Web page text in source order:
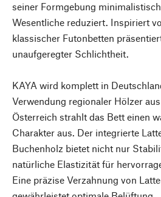
seiner Formgebung
Wesentliche reduziert. Inspiriert
klassischer Futonbetten
unaufgeregter Schlichtheit.
KAYA wird komplett in
Verwendung regionaler Hölzer
Österreich strahlt das Bett einen
Charakter aus. Der integrierte
Buchenholz bietet nicht nur
natürliche Elastizität für
Eine präzise Verzahnung von